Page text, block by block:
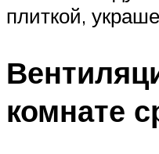
плиткой,
комнате